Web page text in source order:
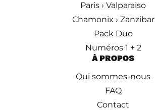
Paris › Valparaiso
Chamonix › Zanzibar
Pack Duo
Numéros 1 + 2
À PROPOS
Qui sommes-nous
FAQ
Contact